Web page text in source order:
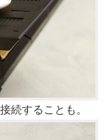
続することも。